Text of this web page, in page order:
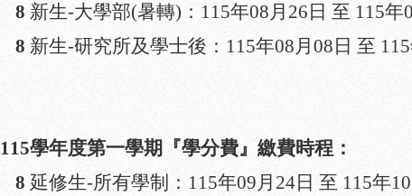
8 新生-大學部(暑轉) ： 115年08月 26 日 至 115年
8 新生-研究所及學士後： 115年08月 08 日 至 115
115學年度第一學期『學分費』繳費時程：
8 延修生-所有學制： 115年09月 24日 至 115年10